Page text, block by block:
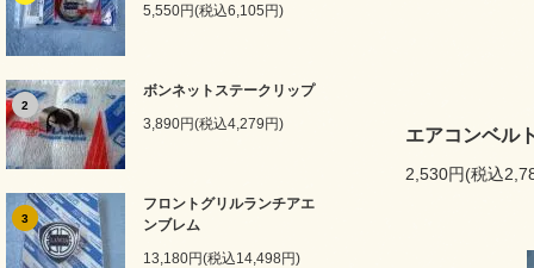
5,550円(税込6,105円)
2
ボンネットステークリップ
3,890円(税込4,279円)
3
フロントグリルランチアエ
ンブレム
13,180円(税込14,498円)
エアコンベル
2,530円(税込